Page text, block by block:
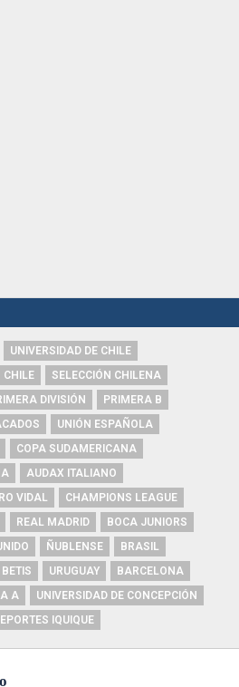
UNIVERSIDAD DE CHILE
CHILE
SELECCIÓN CHILENA
DIVISIÓN
PRIMERA B
UNIÓN ESPAÑOLA
COPA SUDAMERICANA
AUDAX ITALIANO
VIDAL
CHAMPIONS LEAGUE
REAL MADRID
BOCA JUNIORS
ÑUBLENSE
BRASIL
BETIS URUGUAY
BARCELONA
A
UNIVERSIDAD DE CONCEPCIÓN
IQUIQUE